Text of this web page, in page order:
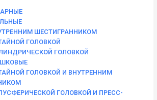
ШЕСТИГРАННИКОМ
ГОЛОВКОЙ
ГОЛОВКОЙ
ГОЛОВКОЙ И ВНУТРЕННИМ
ГОЛОВКОЙ И ПРЕСС-